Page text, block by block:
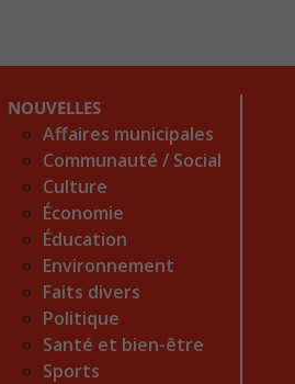
NOUVELLES
Affaires municipales
Communauté / Social
Culture
Économie
Éducation
Environnement
Faits divers
Politique
Santé et bien-être
Sports